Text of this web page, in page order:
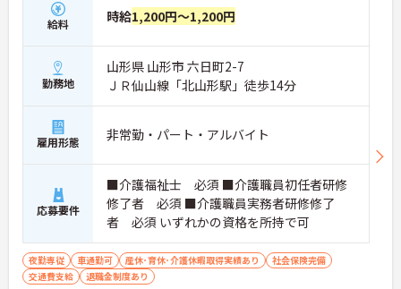
給料 時給1,200円～1,200円
勤務地
山形県 山形市 六日町2-7
ＪＲ仙山線「北山形駅」徒歩14分
雇用形態 非常勤・パート・アルバイト
応募要件
■介護福祉士 必須 ■介護職員初任者研修
修了者 必須 ■介護職員実務者研修修了
者 必須 いずれかの資格を所持で可
夜勤専従 車通勤可 産休･育休･介護休暇取得実績あり
社会保険完備
交通費支給
退職金制度あり